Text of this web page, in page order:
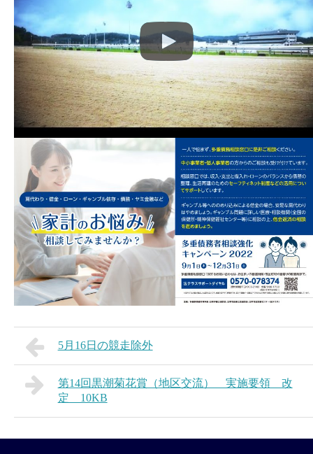
5月16日の競走除外
第14回黒潮菊花賞（地区交流） 実施要領 改
定 10KB